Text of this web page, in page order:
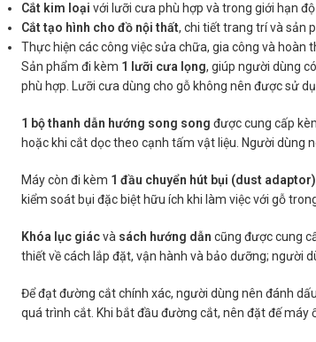
Cắt kim loại với lưỡi cưa phù hợp và trong giới hạn độ
Cắt tạo hình cho đồ nội thất, chi tiết trang trí và sản
Thực hiện các công việc sửa chữa, gia công và hoàn
Sản phẩm đi kèm 1 lưỡi cưa lọng, giúp người dùng
phù hợp. Lưỡi cưa dùng cho gỗ không nên được sử
1 bộ thanh dẫn hướng song song được cung cấp
hoặc khi cắt dọc theo cạnh tấm vật liệu. Người dùng
Máy còn đi kèm 1 đầu chuyển hút bụi (dust adaptor)
kiểm soát bụi đặc biệt hữu ích khi làm việc với gỗ
Khóa lục giácvà sách hướng dẫn cũng được cung
thiết về cách lắp đặt, vận hành và bảo dưỡng; người
Để đạt đường cắt chính xác, người dùng nên đánh
quá trình cắt. Khi bắt đầu đường cắt, nên đặt đế